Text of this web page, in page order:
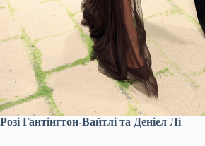
Розі Гантінгтон-Вайтлі та Деніел Лі